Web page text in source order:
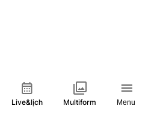
Live&lịch Multiform Menu